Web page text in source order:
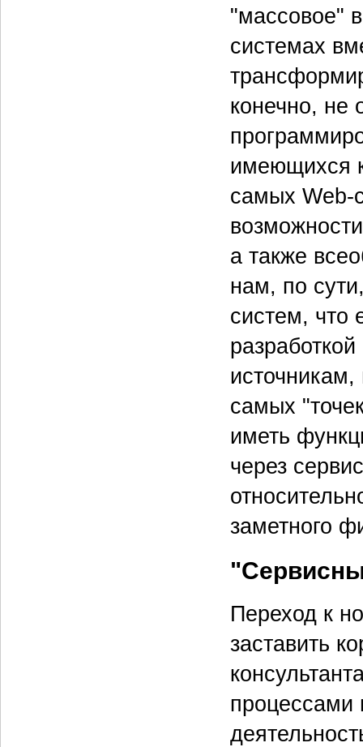
"массовое"
системах
конечно, не
имеющихся
самых Web-
а также
нам, по
систем, что
источникам,
самых
иметь
через
заметного
Переход к
заставить
процессами